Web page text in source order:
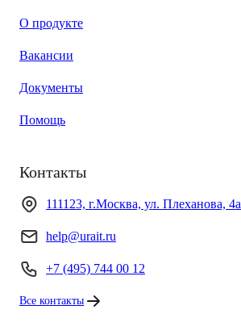
О продукте
Вакансии
Документы
Помощь
Контакты
111123, г.Москва, ул. Плеханова, 4а
help@urait.ru
+7 (495) 744 00 12
Все контакты